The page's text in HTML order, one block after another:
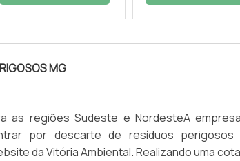
MG
as regiões Sudeste e NordesteA
por descarte de resíduos perigosos
da Vitória Ambiental. Realizando uma